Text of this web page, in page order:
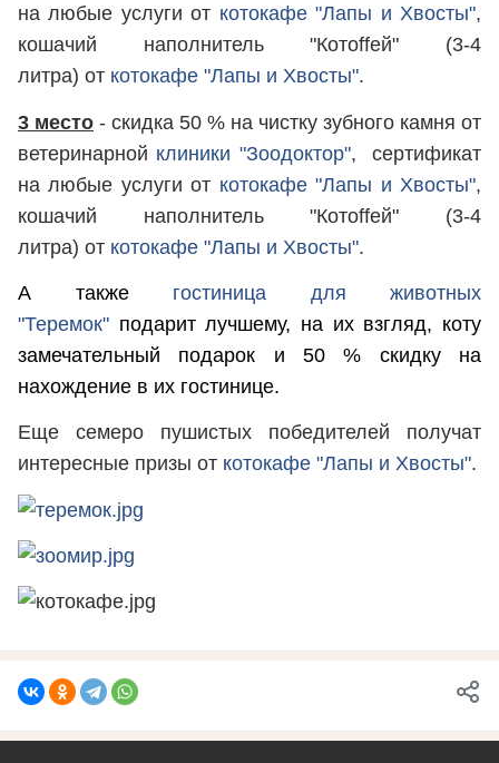
на любые услуги от котокафе "Лапы и Хвосты",
кошачий наполнитель "Котоffей" (3-4
литра) от котокафе "Лапы и Хвосты".
3 место - скидка 50 % на чистку зубного камня от
ветеринарной клиники "Зоодоктор", сертификат
на любые услуги от котокафе "Лапы и Хвосты",
кошачий наполнитель "Котоffей" (3-4
литра) от котокафе "Лапы и Хвосты".
А также гостиница для животных
"Теремок" подарит лучшему, на их взгляд, коту
замечательный подарок и 50 % скидку на
нахождение в их гостинице.
Еще семеро пушистых победителей получат
интересные призы от котокафе "Лапы и Хвосты".